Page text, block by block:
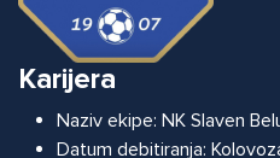
Karijera
Naziv ekipe: NK Slaven
Datum debitiranja: